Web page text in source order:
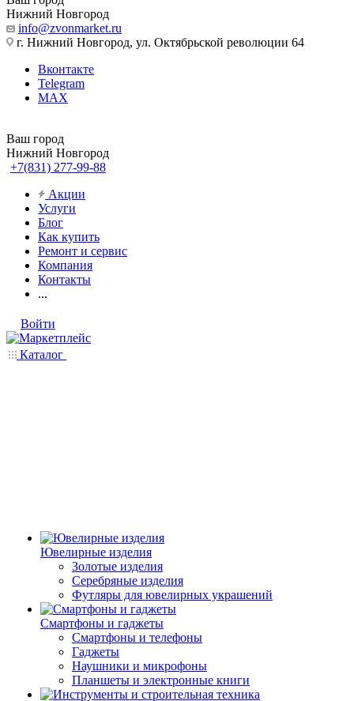
Нижний Новгород
info@zvonmarket.ru
г. Нижний Новгород, ул. Октябрьской революции 64
Вконтакте
Telegram
MAX
Ваш город
Нижний Новгород
+7(831) 277-99-88
Акции
Услуги
Блог
Как купить
Ремонт и сервис
Компания
Контакты
...
Войти
Каталог
Ювелирные изделия
Золотые изделия
Серебряные изделия
Футляры для ювелирных украшений
Смартфоны и гаджеты
Смартфоны и телефоны
Гаджеты
Наушники и микрофоны
Планшеты и электронные книги